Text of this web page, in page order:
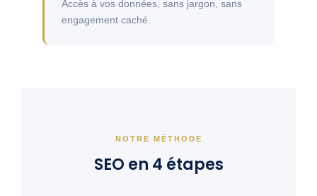
Accès à vos données, sans jargon, sans
engagement caché.
NOTRE MÉTHODE
SEO en 4 étapes